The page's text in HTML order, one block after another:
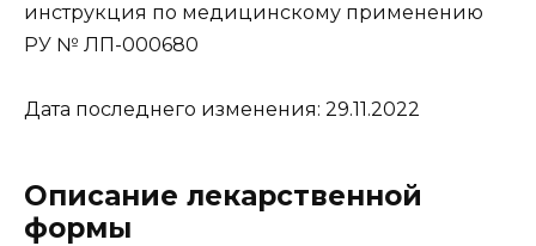
инструкция по медицинскому применению
РУ № ЛП-000680
Дата последнего изменения: 29.11.2022
Описание лекарственной
формы